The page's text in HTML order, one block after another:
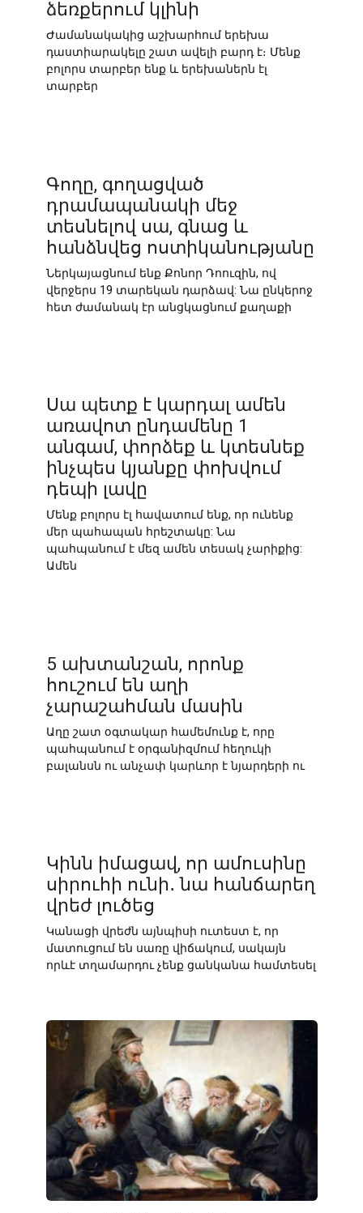
ձեռքերում կլինի
Ժամանակակից աշխարհում երեխա
դաստիարակելը շատ ավելի բարդ է։ Մենք
բոլորս տարբեր ենք և երեխաներն էլ
տարբեր
Գողը, գողացված
դրամապանակի մեջ
տեսնելով սա, գնաց և
հանձնվեց ոստիկանությանը
Ներկայացնում ենք Քոնոր Դոուզին, ով
վերջերս 19 տարեկան դարձավ: Նա ընկերոջ
հետ ժամանակ էր անցկացնում քաղաքի
Սա պետք է կարդալ ամեն
առավոտ ընդամենը 1
անգամ, փորձեք և կտեսնեք
ինչպես կյանքը փոխվում
դեպի լավը
Մենք բոլորս էլ հավատում ենք, որ ունենք
մեր պահապան հրեշտակը: Նա
պահպանում է մեզ ամեն տեսակ չարիքից:
Ամեն
5 ախտանշան, որոնք
հուշում են աղի
չարաշահման մասին
Աղը շատ օգտակար համեմունք է, որը
պահպանում է օրգանիզմում հեղուկի
բալանսն ու անչափ կարևոր է նյարդերի ու
Կինն իմացավ, որ ամուսինը
սիրուհի ունի․ նա հանճարեղ
վրեժ լուծեց
Կանացի վրեժն այնպիսի ուտեստ է, որ
մատուցում են սառը վիճակում, սակայն
որևէ տղամարդու չենք ցանկանա համտեսել